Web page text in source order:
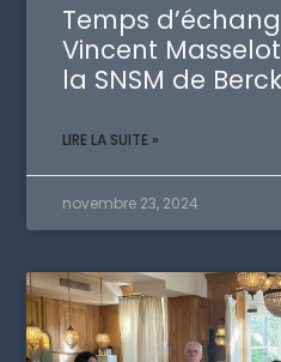
Temps
Vincent
la SNSM de
LIRE LA SUITE »
novembre 23, 2024